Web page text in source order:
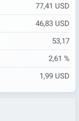
77,41 USD
46,83 USD
53,17
2,61 %
1,99 USD